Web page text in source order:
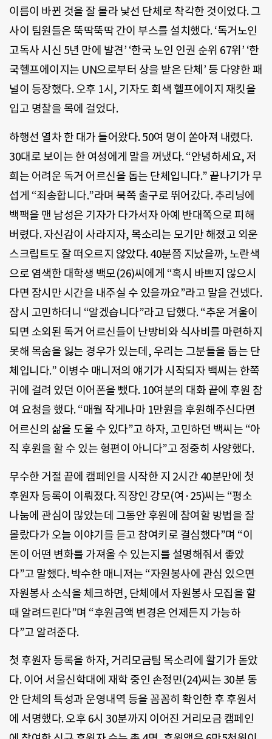
이름이 바뀐 것을 잘 몰라 낯선 단체로 착각한 것이었다. 그
사이 팀원들은 뚝딱뚝딱 간이 부스를 설치했다. ‘독거노인
고독사 시신 5년 만에 발견’ ‘한국 노인 인권 순위 67위’ ‘한
국헬프에이지는 UN으로부터 상을 받은 단체’ 등 다양한 패
널이 등장했다. 오후 1시, 기자도 회색 헬프에이지 재킷을
입고 명찰을 목에 걸었다.
하행선 열차 한 대가 들어왔다. 50여 명이 쏟아져 내렸다.
30대로 보이는 한 여성에게 말을 꺼냈다. “안녕하세요, 저
희는 어려운 독거 어르신을 돕는 단체입니다.” 끝나기가 무
섭게 “죄송합니다.”라며 북쪽 출구로 뛰어갔다. 추리닝에
백팩을 맨 남성은 기자가 다가서자 아예 반대쪽으로 피해
버렸다. 자신감이 사라지자, 목소리는 모기만 해졌고 외운
스크립트도 잘 떠오르지 않았다. 40분쯤 지났을까, 노란색
으로 염색한 대학생 백모(26)씨에게 “혹시 바쁘지 않으시
다면 잠시만 시간을 내주실 수 있을까요”라고 말을 건넸다.
잠시 고민하더니 “알겠습니다”라고 답했다. “추운 겨울이
되면 소외된 독거 어르신들이 난방비와 식사비를 마련하지
못해 목숨을 잃는 경우가 있는데, 우리는 그분들을 돕는 단
체입니다.” 이병수 매니저의 얘기가 시작되자 백씨는 한쪽
귀에 걸려 있던 이어폰을 뺐다. 10여분의 대화 끝에 후원 참
여 요청을 했다. “매월 작게나마 1만원을 후원해주신다면
어르신의 삶을 도울 수 있다”고 하자, 고민하던 백씨는 “아
직 후원을 할 수 있는 형편이 아니다”고 정중히 사양했다.
무수한 거절 끝에 캠페인을 시작한 지 2시간 40분만에 첫
후원자 등록이 이뤄졌다. 직장인 강모(여·25)씨는 “평소
나눔에 관심이 많았는데 그동안 후원에 참여할 방법을 잘
몰랐다가 오늘 이야기를 듣고 참여키로 결심했다”며 “이
돈이 어떤 변화를 가져올 수 있는지를 설명해줘서 좋았
다”고 말했다. 박수한 매니저는 “자원봉사에 관심 있으면
자원봉사 소식을 체크하면, 단체에서 자원봉사 모집을 할
때 알려드린다”며 “후원금액 변경은 언제든지 가능하
다”고 알려준다.
첫 후원자 등록을 하자, 거리모금팀 목소리에 활기가 돋았
다. 이어 서울신학대에 재학 중인 손정민(24)씨는 30분 동
안 단체의 특성과 운영내역 등을 꼼꼼히 확인한 후 후원서
에 서명했다. 오후 6시 30분까지 이어진 거리모금 캠페인